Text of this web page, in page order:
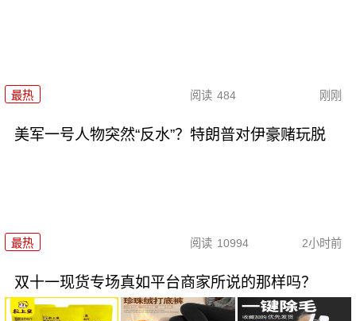
最热 阅读 484 刚刚
美军一号人物突然“反水”？特朗普对伊豪赌玩脱
最热 阅读 10994 2小时前
双十一现货专场真如平台商家所说的那样吗？